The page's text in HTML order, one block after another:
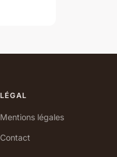
LÉGAL
Mentions légales
Contact